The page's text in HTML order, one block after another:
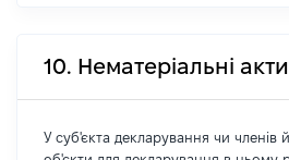
10. Нематеріальні
У суб'єкта декларування чи членів